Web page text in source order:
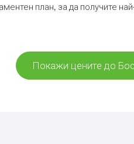
план, за да получите
Покажи цените до